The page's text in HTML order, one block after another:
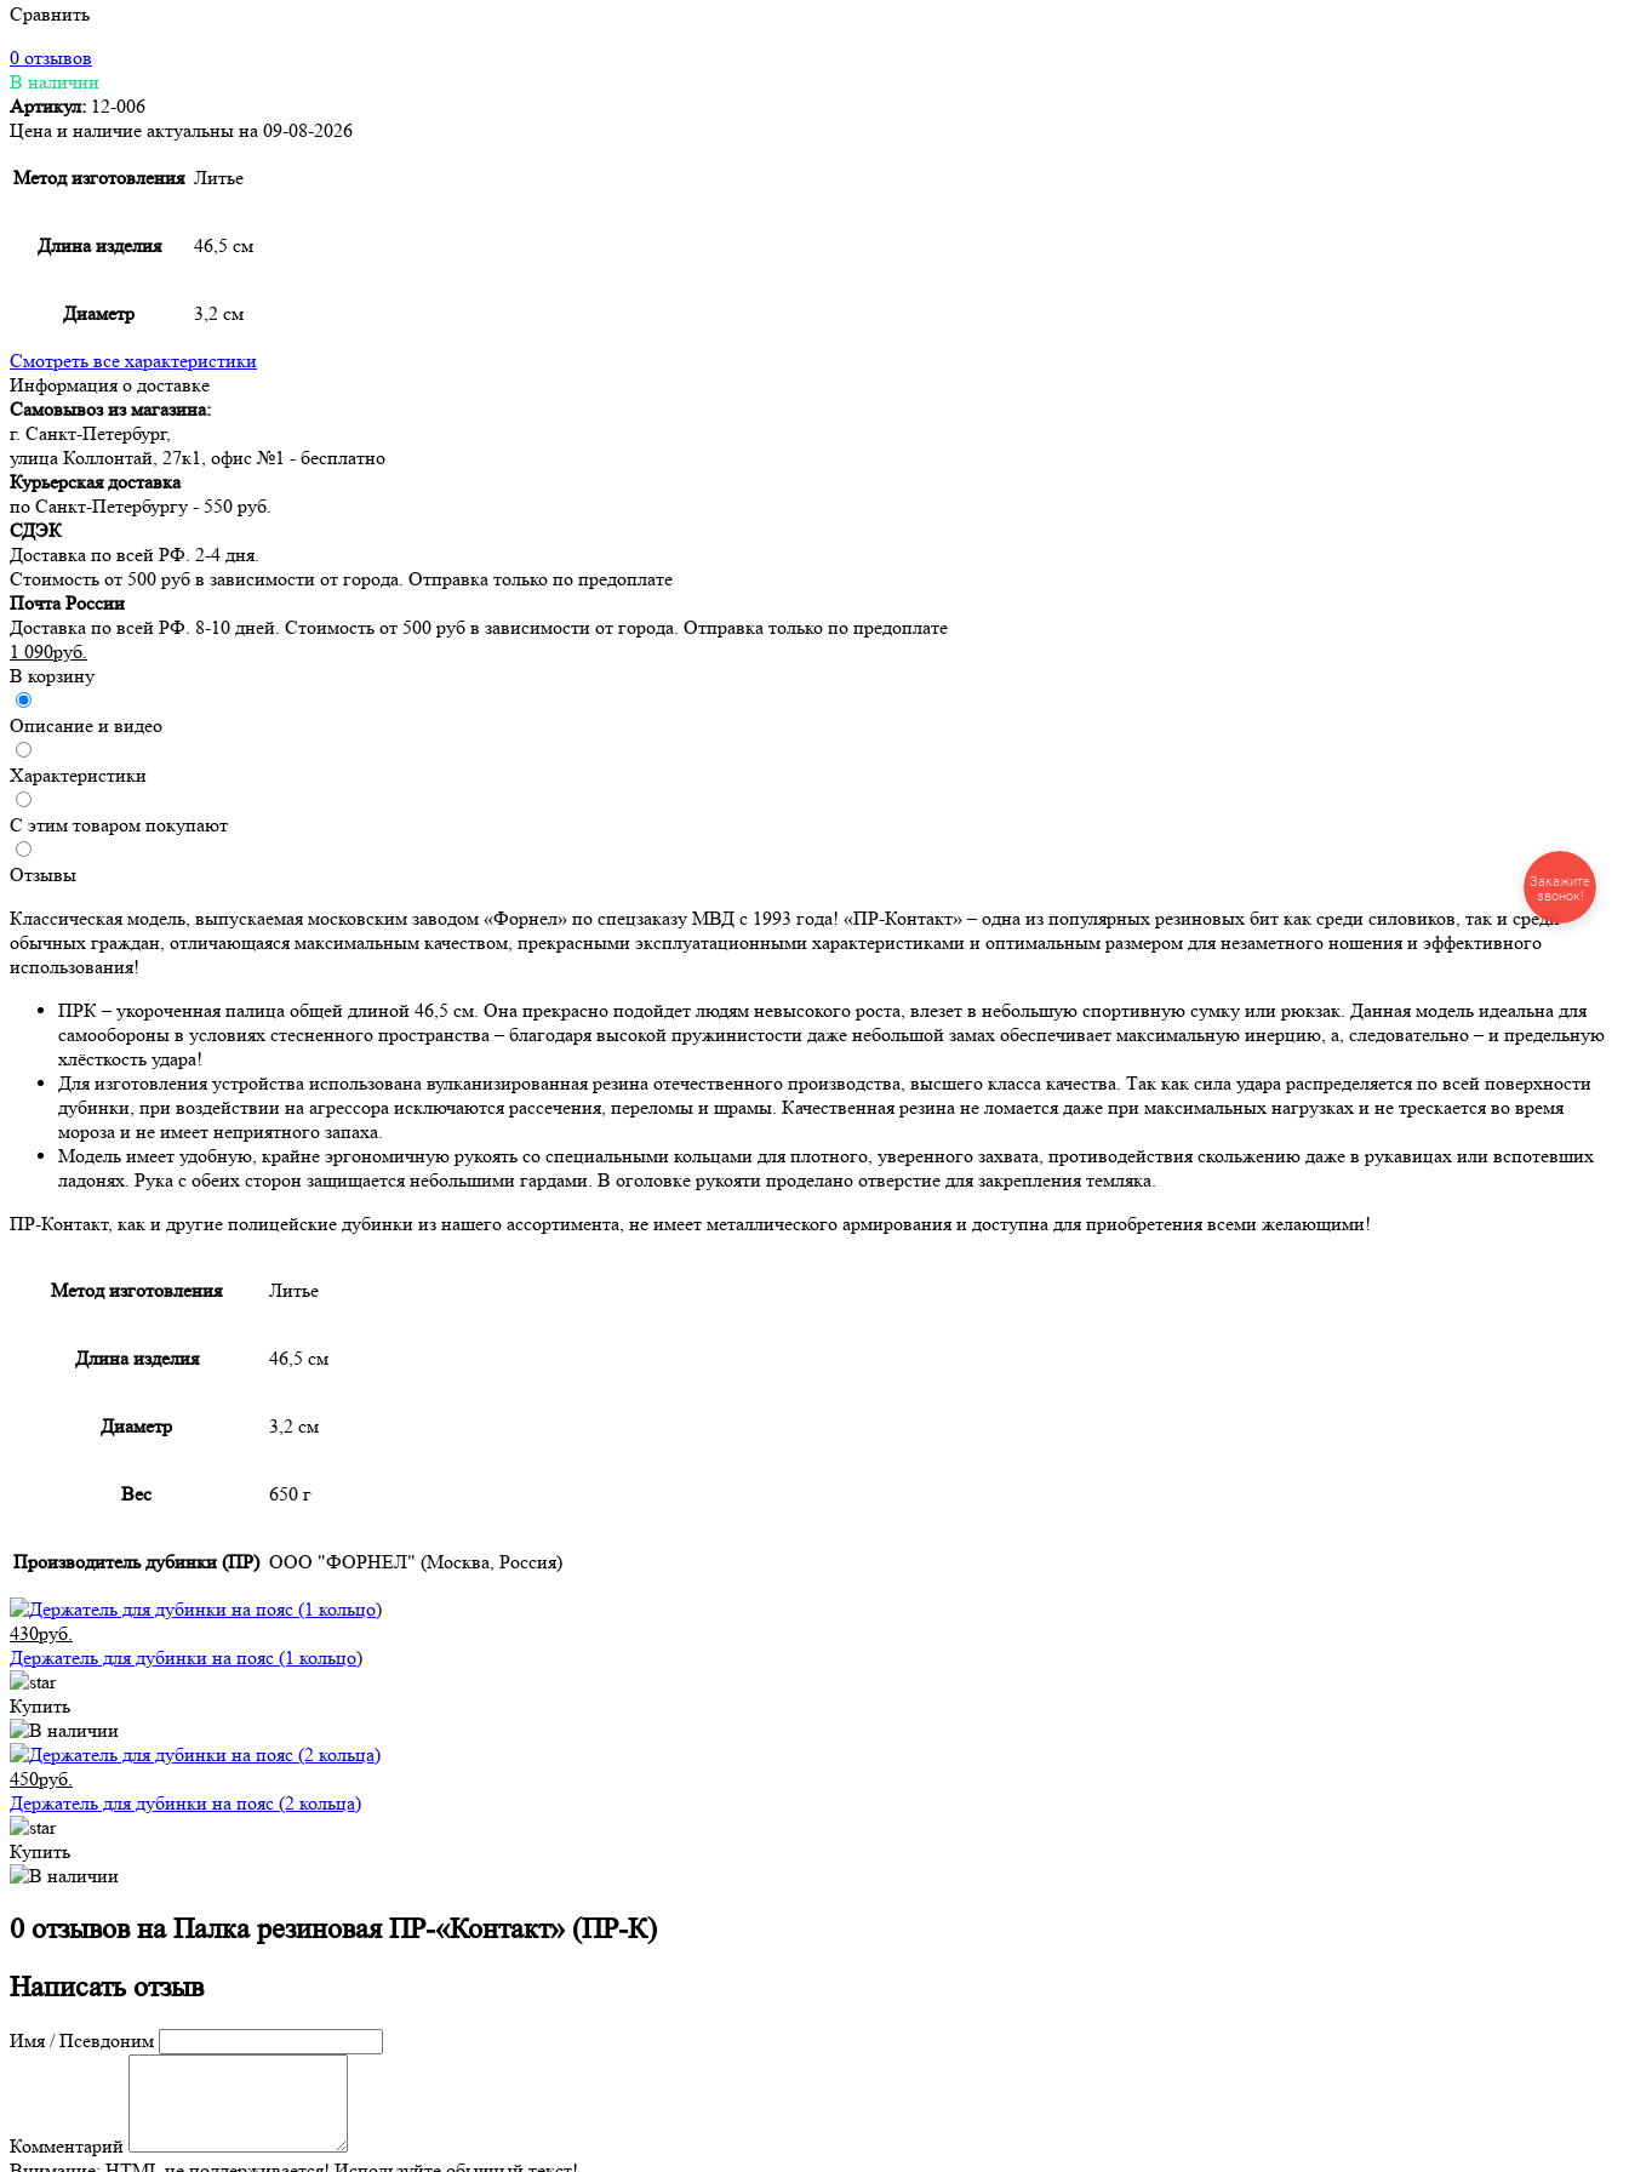
Сравнить
0 отзывов
В наличии
Артикул: 12-006
Цена и наличие актуальны на 09-08-2026
Метод изготовления Литье
Длина изделия 46,5 см
Диаметр 3,2 см
Смотреть все характеристики
Информация о доставке
Самовывоз из магазина:
г. Санкт-Петербург,
улица Коллонтай, 27к1, офис №1 - бесплатно
Курьерская доставка
по Санкт-Петербургу - 550 руб.
СДЭК
Доставка по всей РФ. 2-4 дня.
Стоимость от 500 руб в зависимости от города. Отправка только по предоплате
Почта России
Доставка по всей РФ. 8-10 дней. Стоимость от 500 руб в зависимости от города. Отправка только по предоплате
1 090руб.
В корзину
Описание и видео
Характеристики
С этим товаром покупают
Отзывы
Классическая модель, выпускаемая московским заводом «Форнел» по спецзаказу МВД с 1993 года! «ПР-Контакт» – одна из популярных резиновых бит как среди силовиков, так и среди
обычных граждан, отличающаяся максимальным качеством, прекрасными эксплуатационными характеристиками и оптимальным размером для незаметного ношения и эффективного
использования!
ПРК – укороченная палица общей длиной 46,5 см. Она прекрасно подойдет людям невысокого роста, влезет в небольшую спортивную сумку или рюкзак. Данная модель идеальна для
самообороны в условиях стесненного пространства – благодаря высокой пружинистости даже небольшой замах обеспечивает максимальную инерцию, а, следовательно – и предельную
хлёсткость удара!
Для изготовления устройства использована вулканизированная резина отечественного производства, высшего класса качества. Так как сила удара распределяется по всей поверхности
дубинки, при воздействии на агрессора исключаются рассечения, переломы и шрамы. Качественная резина не ломается даже при максимальных нагрузках и не трескается во время
мороза и не имеет неприятного запаха.
Модель имеет удобную, крайне эргономичную рукоять со специальными кольцами для плотного, уверенного захвата, противодействия скольжению даже в рукавицах или вспотевших
ладонях. Рука с обеих сторон защищается небольшими гардами. В оголовке рукояти проделано отверстие для закрепления темляка.
ПР-Контакт, как и другие полицейские дубинки из нашего ассортимента, не имеет металлического армирования и доступна для приобретения всеми желающими!
Метод изготовления Литье
Длина изделия 46,5 см
Диаметр 3,2 см
Вес 650 г
Производитель дубинки (ПР) ООО "ФОРНЕЛ" (Москва, Россия)
430руб.
Держатель для дубинки на пояс (1 кольцо)
Купить
450руб.
Держатель для дубинки на пояс (2 кольца)
Купить
0 отзывов наПалка резиновая ПР-«Контакт» (ПР-К)
Написать отзыв
Имя / Псевдоним
Комментарий
Закажите
звонок!